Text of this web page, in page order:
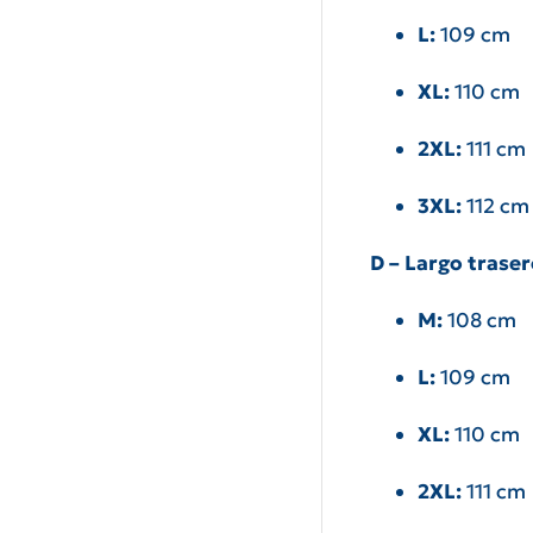
L:109 cm
XL:110 cm
2XL:111 cm
3XL:112 cm
D – Largo
M:108 cm
L:109 cm
XL:110 cm
2XL:111 cm